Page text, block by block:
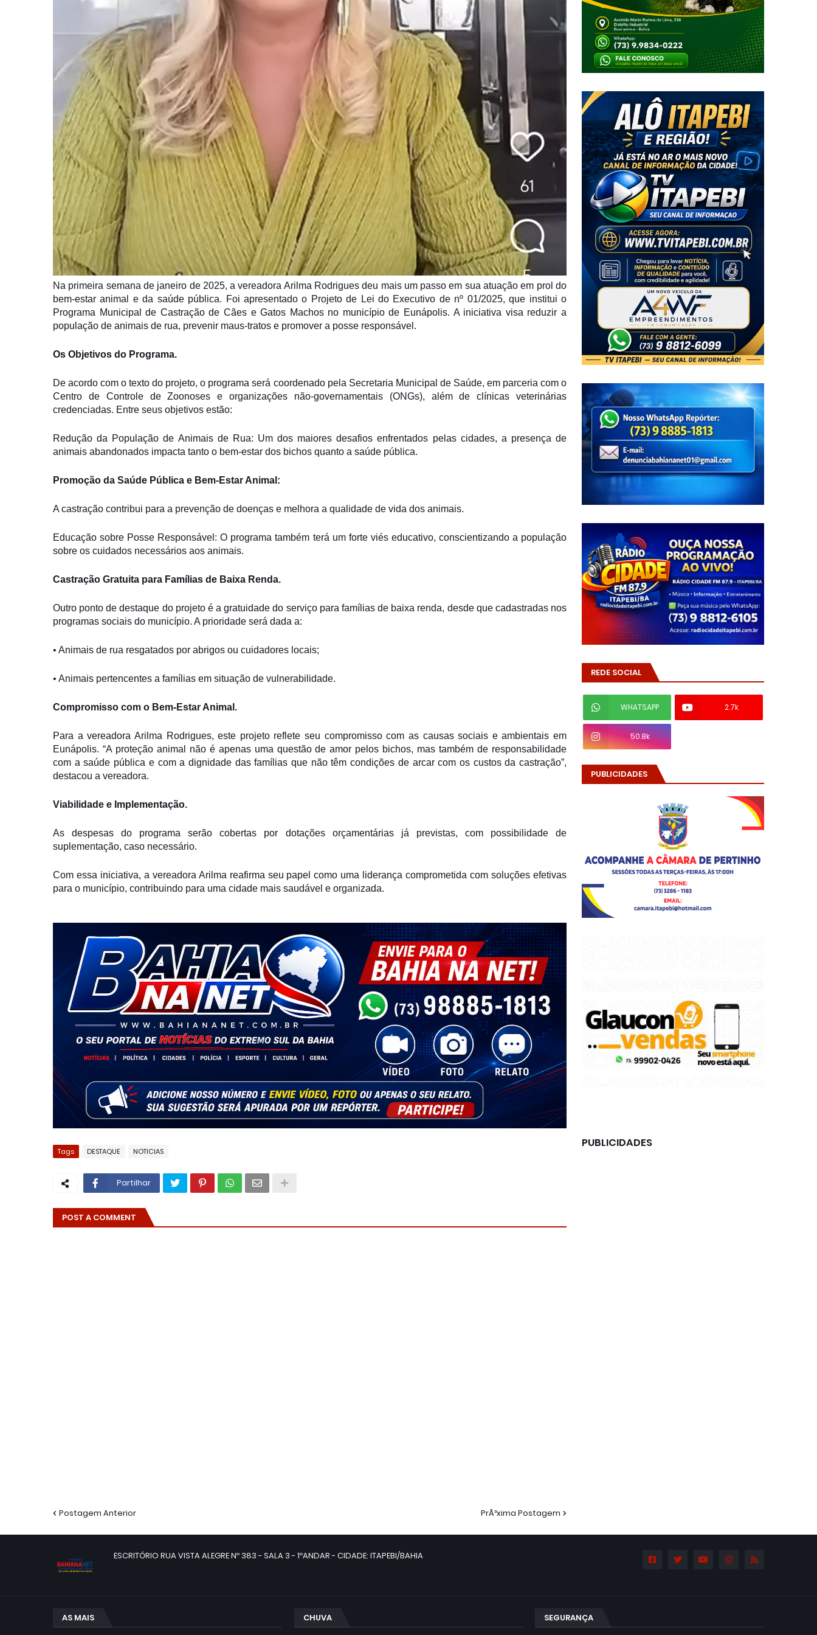
Na primeira semana de janeiro de 2025, a vereadora Arilma Rodrigues deu mais um passo em sua atuação em prol do
bem-estar animal e da saúde pública. Foi apresentado o Projeto de Lei do Executivo de nº 01/2025, que institui o
Programa Municipal de Castração de Cães e Gatos Machos no município de Eunápolis. A iniciativa visa reduzir a
população de animais de rua, prevenir maus-tratos e promover a posse responsável.
Os Objetivos do Programa.
De acordo com o texto do projeto, o programa será coordenado pela Secretaria Municipal de Saúde, em parceria com o
Centro de Controle de Zoonoses e organizações não-governamentais (ONGs), além de clínicas veterinárias
credenciadas. Entre seus objetivos estão:
Redução da População de Animais de Rua: Um dos maiores desafios enfrentados pelas cidades, a presença de
animais abandonados impacta tanto o bem-estar dos bichos quanto a saúde pública.
Promoção da Saúde Pública e Bem-Estar Animal:
A castração contribui para a prevenção de doenças e melhora a qualidade de vida dos animais.
Educação sobre Posse Responsável: O programa também terá um forte viés educativo, conscientizando a população
sobre os cuidados necessários aos animais.
Castração Gratuita para Famílias de Baixa Renda.
Outro ponto de destaque do projeto é a gratuidade do serviço para famílias de baixa renda, desde que cadastradas nos
programas sociais do município. A prioridade será dada a:
• Animais de rua resgatados por abrigos ou cuidadores locais;
• Animais pertencentes a famílias em situação de vulnerabilidade.
Compromisso com o Bem-Estar Animal.
Para a vereadora Arilma Rodrigues, este projeto reflete seu compromisso com as causas sociais e ambientais em
Eunápolis. “A proteção animal não é apenas uma questão de amor pelos bichos, mas também de responsabilidade
com a saúde pública e com a dignidade das famílias que não têm condições de arcar com os custos da castração”,
destacou a vereadora.
Viabilidade e Implementação.
As despesas do programa serão cobertas por dotações orçamentárias já previstas, com possibilidade de
suplementação, caso necessário.
Com essa iniciativa, a vereadora Arilma reafirma seu papel como uma liderança comprometida com soluções efetivas
para o município, contribuindo para uma cidade mais saudável e organizada.
Tags DESTAQUE NOTICIAS
Partilhar
POST A COMMENT
Postagem Anterior PrÃ³xima Postagem
REDE SOCIAL
WHATSAPP 2.7k
50.8k
PUBLICIDADES
PUBLICIDADES
ESCRITÓRIO RUA VISTA ALEGRE Nº 383 - SALA 3 - 1ºANDAR - CIDADE: ITAPEBI/BAHIA
AS MAIS CHUVA SEGURANÇA